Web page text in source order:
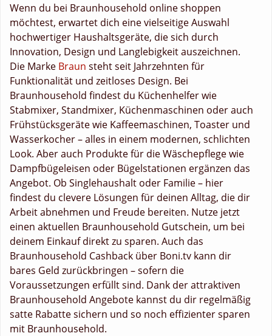
Wenn du bei Braunhousehold online shoppen
möchtest, erwartet dich eine vielseitige Auswahl
hochwertiger Haushaltsgeräte, die sich durch
Innovation, Design und Langlebigkeit auszeichnen.
Die Marke Braun steht seit Jahrzehnten für
Funktionalität und zeitloses Design. Bei
Braunhousehold findest du Küchenhelfer wie
Stabmixer, Standmixer, Küchenmaschinen oder auch
Frühstücksgeräte wie Kaffeemaschinen, Toaster und
Wasserkocher – alles in einem modernen, schlichten
Look. Aber auch Produkte für die Wäschepflege wie
Dampfbügeleisen oder Bügelstationen ergänzen das
Angebot. Ob Singlehaushalt oder Familie – hier
findest du clevere Lösungen für deinen Alltag, die dir
Arbeit abnehmen und Freude bereiten. Nutze jetzt
einen aktuellen Braunhousehold Gutschein, um bei
deinem Einkauf direkt zu sparen. Auch das
Braunhousehold Cashback über Boni.tv kann dir
bares Geld zurückbringen – sofern die
Voraussetzungen erfüllt sind. Dank der attraktiven
Braunhousehold Angebote kannst du dir regelmäßig
satte Rabatte sichern und so noch effizienter sparen
mit Braunhousehold.